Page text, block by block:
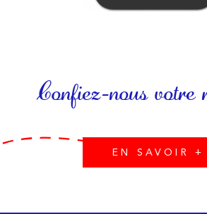
Confiez-nous votre
EN SAVOIR +